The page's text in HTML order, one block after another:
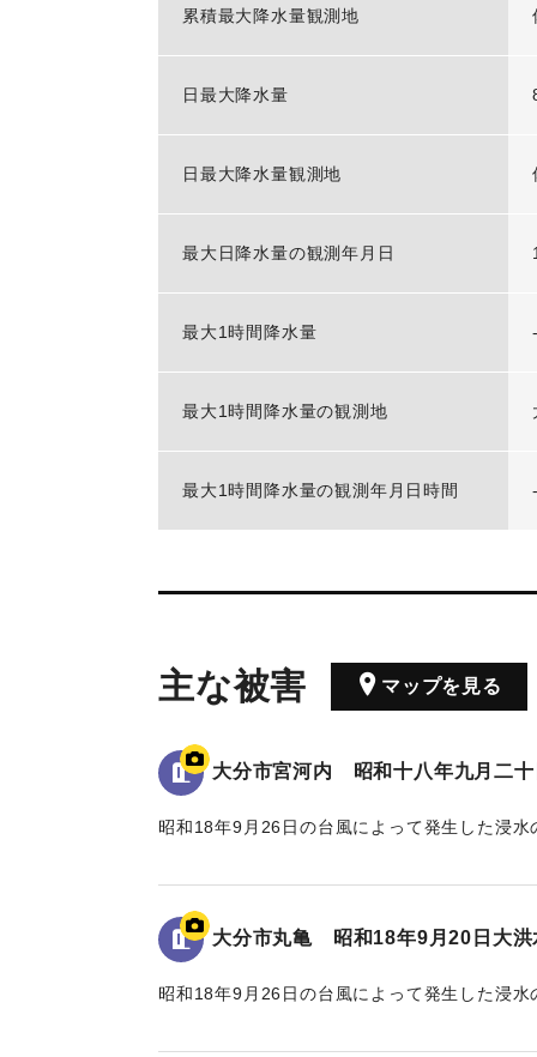
累積最大降水量観測地
日最大降水量
日最大降水量観測地
最大日降水量の観測年月日
最大1時間降水量 -
最大1時間降水量の観測地
最大1時間降水量の観測年月日時間 -
主な被害 マップを見る
大分市宮河内 昭和十八年九月二十
昭和18年9月26日の台風によって発生した浸水
る。
｜固有コード:00481082
大分市丸亀 昭和18年9月20日大洪
昭和18年9月26日の台風によって発生した浸水